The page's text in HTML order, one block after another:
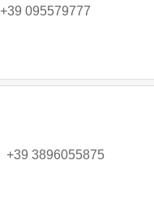
+39 095579777
+39 3896055875